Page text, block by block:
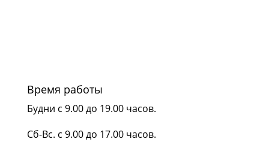
Время работы
Будни с 9.00 до 19.00 часов.
Сб-Вс. с 9.00 до 17.00 часов.